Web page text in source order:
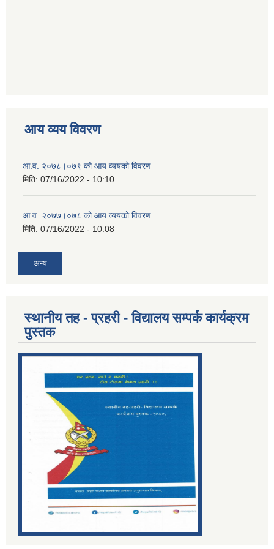
आय व्यय विवरण
आ.व. २०७८।०७९ को आय व्ययको विवरण
मिति: 07/16/2022 - 10:10
आ.व. २०७७।०७८ को आय व्ययको विवरण
मिति: 07/16/2022 - 10:08
अन्य
स्थानीय तह - प्रहरी - विद्यालय सम्पर्क कार्यक्रम
पुुस्तक